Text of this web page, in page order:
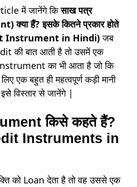
में जानेंगे किसाख पत्र
हैं? इसके कितने प्रकार होते
Instrument in Hindi)जब
की बात आती है तो उसमें एक
का भी आता है जो कि
एक बहुत ही महत्वपूर्ण कड़ी मानी
विस्तार से जानेंगे |
किसे कहते हैं?
Instruments in
को Loan देता है तो वह उससे एक